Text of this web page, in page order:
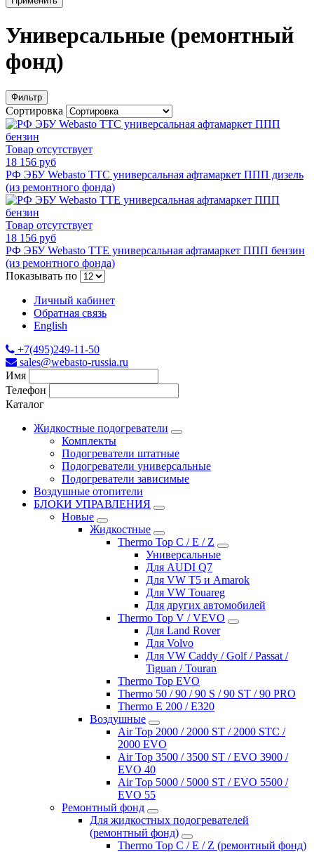
Универсальные (ремонтный
фонд)
Фильтр
Сортировка
Товар отсутствует
18 156 руб
РФ ЭБУ Webasto TTC универсальная афтамаркет ППП дизель
(из ремонтного фонда)
Товар отсутствует
18 156 руб
РФ ЭБУ Webasto TTE универсальная афтамаркет ППП бензин
(из ремонтного фонда)
Показывать по
Личный кабинет
Обратная связь
English
+7(495)249-11-50
sales@webasto-russia.ru
Имя
Телефон
Каталог
Жидкостные подогреватели
Комплекты
Подогреватели штатные
Подогреватели универсальные
Подогреватели зависимые
Воздушные отопители
БЛОКИ УПРАВЛЕНИЯ
Новые
Жидкостные
Thermo Top C / E / Z
Универсальные
Для AUDI Q7
Для VW T5 и Amarok
Для VW Touareg
Для других автомобилей
Thermo Top V / VEVO
Для Land Rover
Для Volvo
Для VW Caddy / Golf / Passat /
Tiguan / Touran
Thermo Top EVO
Thermo 50 / 90 / 90 S / 90 ST / 90 PRO
Thermo E 200 / E320
Воздушные
Air Top 2000 / 2000 ST / 2000 STC /
2000 EVO
Air Top 3500 / 3500 ST / EVO 3900 /
EVO 40
Air Top 5000 / 5000 ST / EVO 5500 /
EVO 55
Ремонтный фонд
Для жидкостных подогревателей
(ремонтный фонд)
Thermo Top C / E / Z (ремонтный фонд)